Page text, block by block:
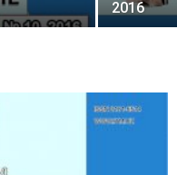
2016